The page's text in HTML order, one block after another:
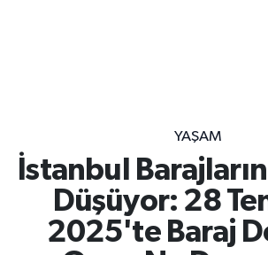
YAŞAM
İstanbul
Düşüyor: 28
2025'te Baraj